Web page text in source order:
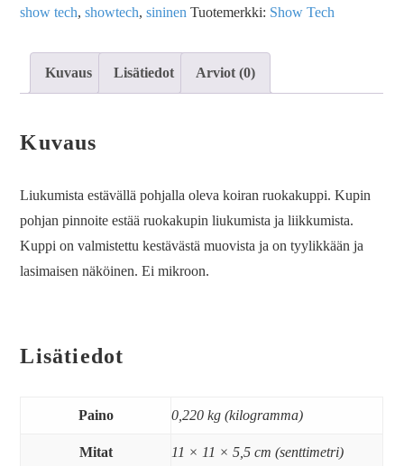
show tech,showtech,sininen Tuotemerkki: Show Tech
Kuvaus Lisätiedot Arviot (0)
Kuvaus
Liukumista estävällä pohjalla oleva koiran ruokakuppi. Kupin
pohjan pinnoite estää ruokakupin liukumista ja liikkumista.
Kuppi on valmistettu kestävästä muovista ja on tyylikkään ja
lasimaisen näköinen. Ei mikroon.
Lisätiedot
Paino 0,220 kg (kilogramma)
Mitat 11 × 11 × 5,5 cm (senttimetri)